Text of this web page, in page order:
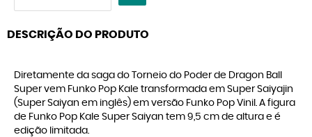
DESCRIÇÃO DO PRODUTO
Diretamente da saga do Torneio do Poder de Dragon Ball
Super vem Funko Pop Kale transformada em Super Saiyajin
(Super Saiyan em inglês) em versão Funko Pop Vinil. A figura
de Funko Pop Kale Super Saiyan tem 9,5 cm de altura e é
edição limitada.